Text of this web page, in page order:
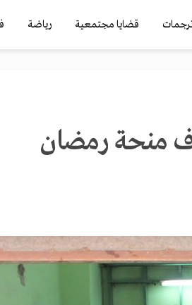
قضايا مجتمعية رياضة
منحة رمضان